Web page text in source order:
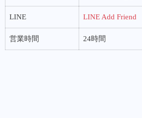
LINE LINE Add Friend
営業時間 24時間